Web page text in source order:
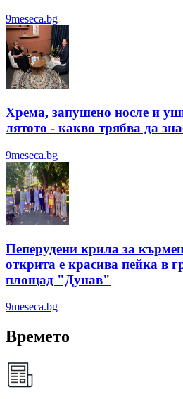
9meseca.bg
Хрема, запушено носле и
лятотo - какво трябва да
9meseca.bg
Пеперудени крила за
открита е красива пейка в
площад "Дунав"
9meseca.bg
Времето